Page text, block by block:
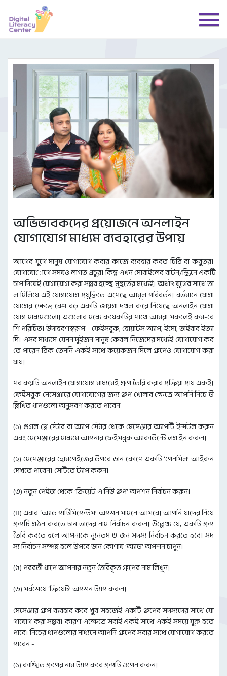
অভিভাবকদের প্রয়োজনে অনলাইন
যোগাযোগ মাধ্যম ব্যবহারের উপায়
আগের যুগে মানুষ যোগাযোগ করার কাজে ব্যবহার করত চিঠি বা কবুতর।
যোগাযোগে সময়ও লাগত প্রচুর। কিন্তু এখন মোবাইলের বাটন/স্ক্রিনে একটি
চাপ দিয়েই যোগাযোগ করা সম্ভব হচ্ছে মুহুর্তের মধ্যেই। অর্থাৎ যুগের সাথে তা
ল মিলিয়ে এই যোগাযোগ প্রযুক্তিতে এসেছে আমূল পরিবর্তন। বর্তমানে যোগা
যোগের ক্ষেত্রে বেশ বড় একটি জায়গা দখল করে নিয়েছে অনলাইন যোগা
যোগ মাধ্যমগুলো। এগুলোর মধ্যে কয়েকটির সাথে আমরা সকলেই কম-বে
শি পরিচিত। উদাহরণস্বরূপ – ফেইসবুক, হোয়াটস অ্যাপ, ইমো, ভাইবার ইত্যা
দি। এসব মাধ্যমে যেমন দুইজন মানুষ কেবল নিজেদের মধ্যেই যোগাযোগ কর
তে পারেন ঠিক তেমনি একই সাথে কয়েকজন মিলে গ্রুপেও যোগাযোগ করা
যায়।
সব কয়টি অনলাইন যোগাযোগ মাধ্যমেই গ্রুপ তৈরি করার প্রক্রিয়া প্রায় একই।
ফেইসবুক মেসেঞ্জারে যোগাযোগের জন্য গ্রুপ খোলার ক্ষেত্রে আপনি নিচে উ
ল্লিখিত ধাপগুলো অনুসরণ করতে পারেন –
(১) গুগল প্লে স্টোর বা অ্যাপ স্টোর থেকে মেসেঞ্জার অ্যাপটি ইন্সটল করুন
এবং মেসেঞ্জারের মাধ্যমে আপনার ফেইসবুক অ্যাকাউন্টে লগ ইন করুন।
(২) মেসেঞ্জারের হোমপেইজের উপরে ডান কোণে একটি ‘পেনসিল’ আইকন
দেখতে পাবেন। সেটিতে ট্যাপ করুন।
(৩) নতুন পেইজ থেকে ‘ক্রিয়েট এ নিউ গ্রুপ’ অপশন নির্বাচন করুন।
(৪) এবার ‘অ্যাড পার্টিসিপেন্টস’ অপশন সামনে আসবে। আপনি যাদের নিয়ে
গ্রুপটি গঠন করতে চান তাদের নাম নির্বাচন করুন। উল্লেখ্য যে, একটি গ্রুপ
তৈরি করতে হলে আপনাকে ন্যূনতম ৩ জন সদস্য নির্বাচন করতে হবে। সদ
স্য নির্বাচন সম্পন্ন হলে উপরে ডান কোণায় ‘অ্যাড’ অপশন চাপুন।
(৫) পরবর্তী ধাপে আপনার নতুন তৈরিকৃত গ্রুপের নাম লিখুন।
(৬) সর্বশেষে ‘ক্রিয়েট’ অপশন ট্যাপ করুন।
মেসেঞ্জার গ্রুপ ব্যবহার করে খুব সহজেই একটি গ্রুপের সদস্যদের সাথে যো
গাযোগ করা সম্ভব। কারণ এক্ষেত্রে সবাই একই সাথে একই সময়ে যুক্ত হতে
পারে। নিচের ধাপগুলোর মাধ্যমে আপনি গ্রুপের সবার সাথে যোগাযোগ করতে
পারেন -
(১) কাঙ্খিত গ্রুপের নাম ট্যাপ করে গ্রুপটি ওপেন করুন।